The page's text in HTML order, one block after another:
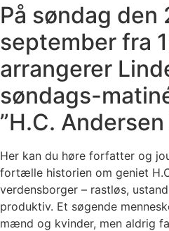
På søndag den
september fra
arrangerer
søndags-
”H.C.
Her kan du høre forfatter og
fortælle historien om geniet
verdensborger – rastløs,
produktiv. Et søgende
mænd og kvinder, men aldrig